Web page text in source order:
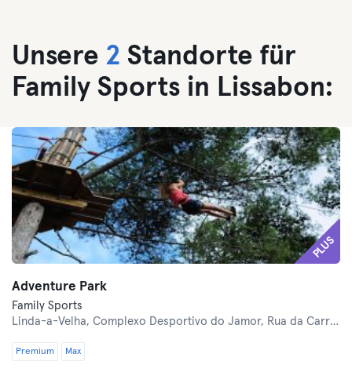
Unsere 2 Standorte für
Family Sports in Lissabon:
PLUS
Adventure Park
Family Sports
Linda-a-Velha, Complexo Desportivo do Jamor, Rua da Carreira de Tiro
Premium Max